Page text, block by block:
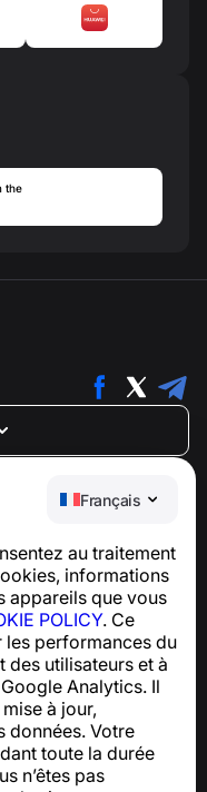
Français
au traitement
informations
appareils que vous
POLICY. Ce
performances du
des utilisateurs et à
Analytics. Il
à jour,
données. Votre
toute la durée
n’êtes pas
the
vous protège contre
et les messages
au RGPD :